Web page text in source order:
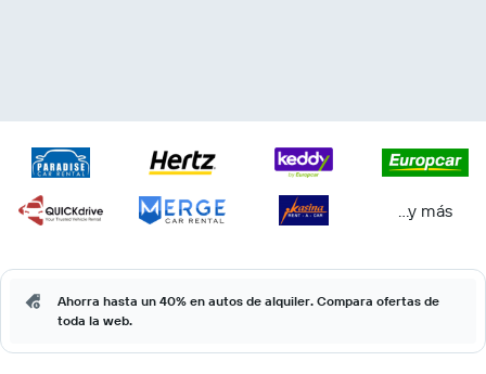
...y más
Ahorra hasta un 40% en autos de alquiler. Compara ofertas de
toda la web.